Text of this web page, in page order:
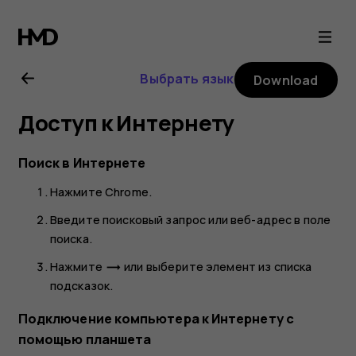
Nokia
T20
user
guide
Выбрать язык Download
Доступ к Интернету
Поиск в Интернете
НажмитеChrome.
Введите поисковый запрос или веб-адрес в поле
поиска.
Нажмите trending_flat или выберите элемент из списка
подсказок.
Подключение компьютера к Интернету с
помощью планшета